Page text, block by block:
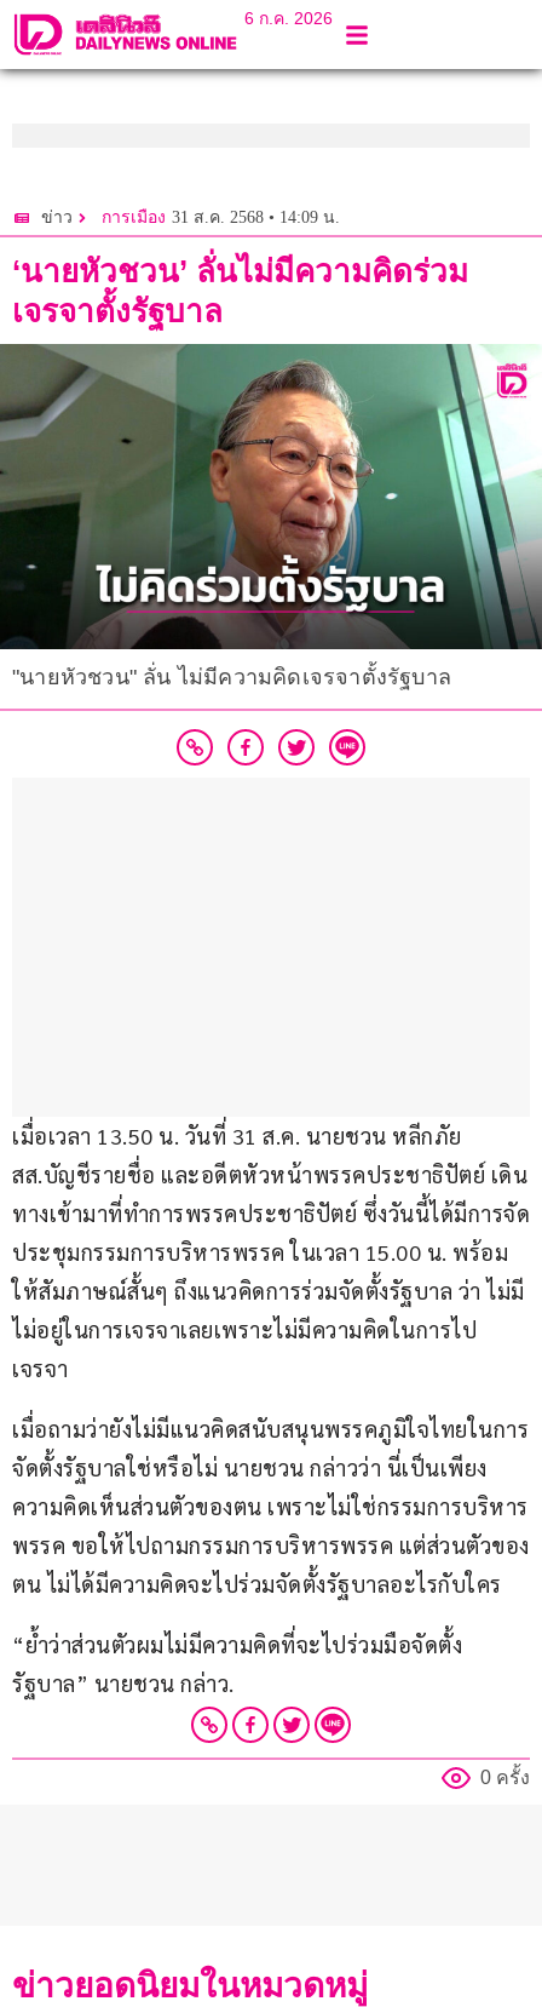
6 ก.ค. 2026
ข่าว การเมือง 31 ส.ค. 2568 • 14:09 น.
‘นายหัวชวน’ ลั่นไม่มีความคิดร่วม
เจรจาตั้งรัฐบาล
"นายหัวชวน" ลั่น ไม่มีความคิดเจรจาตั้งรัฐบาล
เมื่อเวลา 13.50 น. วันที่ 31 ส.ค. นายชวน หลีกภัย
สส.บัญชีรายชื่อ และอดีตหัวหน้าพรรคประชาธิปัตย์ เดิน
ทางเข้ามาที่ทำการพรรคประชาธิปัตย์ ซึ่งวันนี้ได้มีการจัด
ประชุมกรรมการบริหารพรรค ในเวลา 15.00 น. พร้อม
ให้สัมภาษณ์สั้นๆ ถึงแนวคิดการร่วมจัดตั้งรัฐบาล ว่า ไม่มี
ไม่อยู่ในการเจรจาเลยเพราะไม่มีความคิดในการไป
เจรจา
เมื่อถามว่ายังไม่มีแนวคิดสนับสนุนพรรคภูมิใจไทยในการ
จัดตั้งรัฐบาลใช่หรือไม่ นายชวน กล่าวว่า นี่เป็นเพียง
ความคิดเห็นส่วนตัวของตน เพราะไม่ใช่กรรมการบริหาร
พรรค ขอให้ไปถามกรรมการบริหารพรรค แต่ส่วนตัวของ
ตน ไม่ได้มีความคิดจะไปร่วมจัดตั้งรัฐบาลอะไรกับใคร
“ย้ำว่าส่วนตัวผมไม่มีความคิดที่จะไปร่วมมือจัดตั้ง
รัฐบาล” นายชวน กล่าว.
0 ครั้ง
ข่าวยอดนิยมในหมวดหมู่